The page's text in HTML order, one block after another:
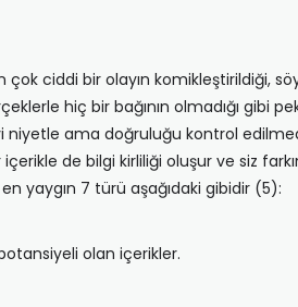
ciddi bir olayın komikleştirildiği,
hiç bir bağının olmadığı gibi
niyetle ama doğruluğu kontrol
de bilgi kirliliği oluşur ve siz
yaygın 7 türü aşağıdaki gibidir (5):
olan içerikler.